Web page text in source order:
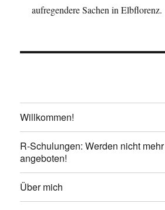
aufregendere Sachen in Elbflorenz.
Willkommen!
R-Schulungen: Werden nicht mehr
angeboten!
Über mich